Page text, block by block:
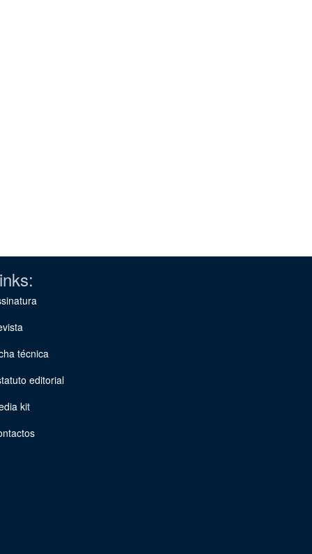
técnica
editorial
kit